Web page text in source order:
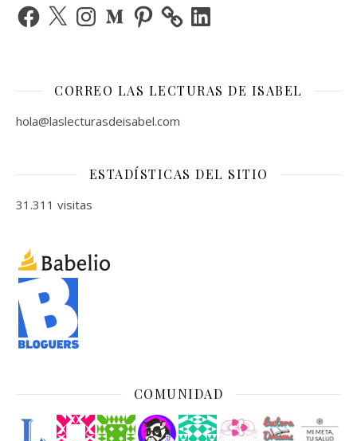
Facebook
X InstagramMediumPinterest LinkedIn
CORREO LAS LECTURAS DE ISABEL
hola@laslecturasdeisabel.com
ESTADÍSTICAS DEL SITIO
31.311 visitas
COMUNIDAD